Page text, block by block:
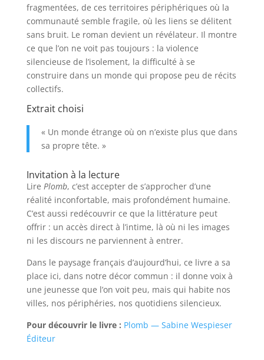
fragmentées, de ces territoires périphériques où la
communauté semble fragile, où les liens se délitent
sans bruit. Le roman devient un révélateur. Il montre
ce que l’on ne voit pas toujours : la violence
silencieuse de l’isolement, la difficulté à se
construire dans un monde qui propose peu de récits
collectifs.
Extrait choisi
« Un monde étrange où on n’existe plus que dans
sa propre tête. »
Invitation à la lecture
Lire Plomb, c’est accepter de s’approcher d’une
réalité inconfortable, mais profondément humaine.
C’est aussi redécouvrir ce que la littérature peut
offrir : un accès direct à l’intime, là où ni les images
ni les discours ne parviennent à entrer.
Dans le paysage français d’aujourd’hui, ce livre a sa
place ici, dans notre décor commun : il donne voix à
une jeunesse que l’on voit peu, mais qui habite nos
villes, nos périphéries, nos quotidiens silencieux.
Pour découvrir le livre : Plomb — Sabine Wespieser
Éditeur